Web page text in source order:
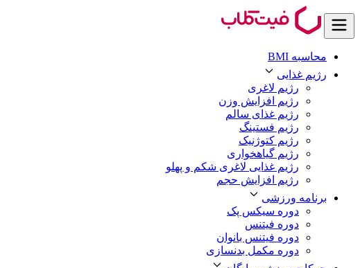
محاسبه BMI
رژیم غذایی
رژیم لاغری
رژیم افزایش وزن
رژیم غذای سالم
رژیم فستینگ
رژیم کتوژنیک
رژیم گیاهخواری
رژیم غذایی لاغری شکم و پهلو
رژیم افزایش حجم
برنامه ورزشی
دوره سیکس پک
دوره فیتنس
دوره فیتنس بانوان
دوره مکمل بدنسازی